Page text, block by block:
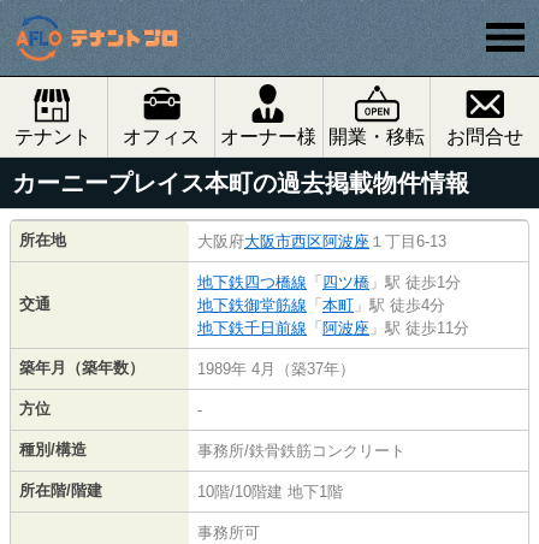
テナント オフィス オーナー様 開業・移転 お問合せ
カーニープレイス本町の過去掲載物件情報
所在地 大阪府大阪市西区阿波座 １丁目6-13
交通
地下鉄四つ橋線 「四ツ橋 」駅 徒歩1分
地下鉄御堂筋線 「本町 」駅 徒歩4分
地下鉄千日前線 「阿波座 」駅 徒歩11分
築年月（築年数） 1989年 4月（築37年）
方位 -
種別/構造 事務所/鉄骨鉄筋コンクリート
所在階/階建 10階/10階建 地下1階
事務所可